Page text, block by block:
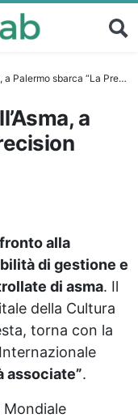
“La Precision Medicine di Obama
a
alla
di gestione e
di asma. Il
della Cultura
torna con la
associate”.
Mondiale